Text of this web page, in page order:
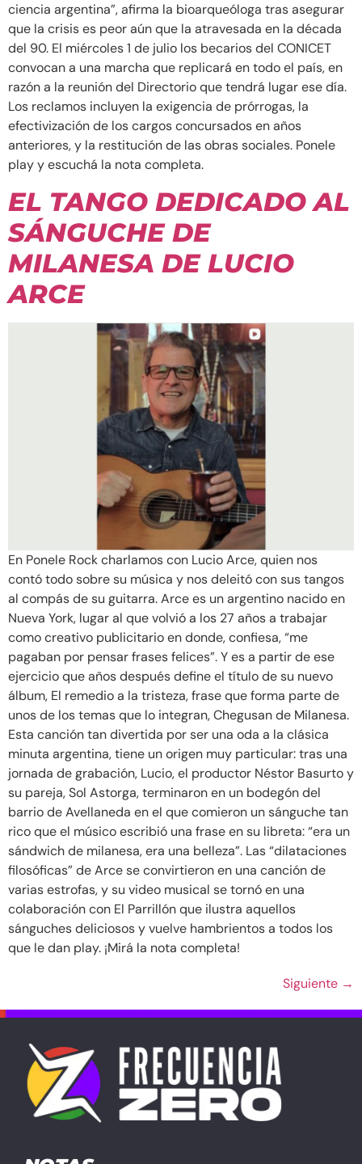
ciencia argentina”, afirma la bioarqueóloga tras asegurar
que la crisis es peor aún que la atravesada en la década
del 90. El miércoles 1 de julio los becarios del CONICET
convocan a una marcha que replicará en todo el país, en
razón a la reunión del Directorio que tendrá lugar ese día.
Los reclamos incluyen la exigencia de prórrogas, la
efectivización de los cargos concursados en años
anteriores, y la restitución de las obras sociales. Ponele
play y escuchá la nota completa.
EL TANGO DEDICADO AL
SÁNGUCHE DE
MILANESA DE LUCIO
ARCE
En Ponele Rock charlamos con Lucio Arce, quien nos
contó todo sobre su música y nos deleitó con sus tangos
al compás de su guitarra. Arce es un argentino nacido en
Nueva York, lugar al que volvió a los 27 años a trabajar
como creativo publicitario en donde, confiesa, “me
pagaban por pensar frases felices”. Y es a partir de ese
ejercicio que años después define el título de su nuevo
álbum, El remedio a la tristeza, frase que forma parte de
unos de los temas que lo integran, Chegusan de Milanesa.
Esta canción tan divertida por ser una oda a la clásica
minuta argentina, tiene un origen muy particular: tras una
jornada de grabación, Lucio, el productor Néstor Basurto y
su pareja, Sol Astorga, terminaron en un bodegón del
barrio de Avellaneda en el que comieron un sánguche tan
rico que el músico escribió una frase en su libreta: “era un
sándwich de milanesa, era una belleza”. Las “dilataciones
filosóficas” de Arce se convirtieron en una canción de
varias estrofas, y su video musical se tornó en una
colaboración con El Parrillón que ilustra aquellos
sánguches deliciosos y vuelve hambrientos a todos los
que le dan play. ¡Mirá la nota completa!
Siguiente →